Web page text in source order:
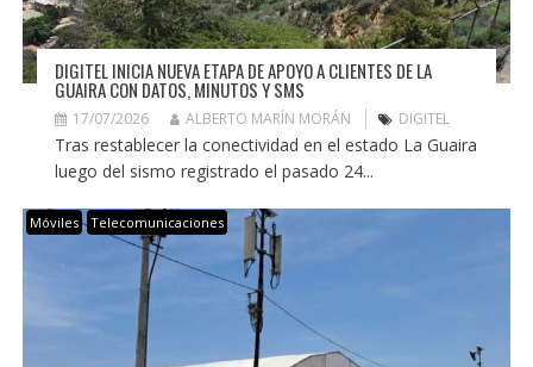
DIGITEL INICIA NUEVA ETAPA DE APOYO A CLIENTES DE LA
GUAIRA CON DATOS, MINUTOS Y SMS
17/07/2026 ALBERTO MARÍN MORÁN DIGITEL
Tras restablecer la conectividad en el estado La Guaira
luego del sismo registrado el pasado 24...
Móviles Telecomunicaciones